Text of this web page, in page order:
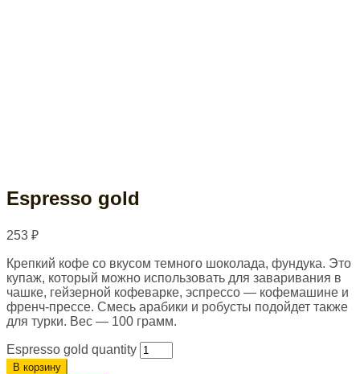
Espresso gold
253 ₽
Крепкий кофе со вкусом темного шоколада, фундука. Это
купаж, который можно использовать для заваривания в
чашке, гейзерной кофеварке, эспрессо — кофемашине и
френч-прессе. Смесь арабики и робусты подойдет также
для турки. Вес — 100 грамм.
Espresso gold quantity
В корзину